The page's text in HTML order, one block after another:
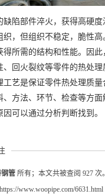
缺陷部件淬火，获得高硬
织，但组织不稳定，脆性高
得所需的结构和性能。因
、回火裂纹等零件的热处
工艺是保证零件热处理质
、方法、环节、检查等方面
可以通过分析判断找到。
管 所有；本文共被查阅 927 次。
www.woopipe.com/6631.html